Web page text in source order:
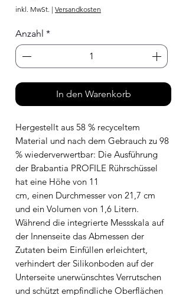
inkl. MwSt. | Versandkosten
Anzahl *
In den Warenkorb
Hergestellt aus 58 % recyceltem
Material und nach dem Gebrauch zu 98
% wiederverwertbar: Die Ausführung
der Brabantia PROFILE Rührschüssel
hat eine Höhe von 11
cm, einen Durchmesser von 21,7 cm
und ein Volumen von 1,6 Litern.
Während die integrierte Messskala auf
der Innenseite das Abmessen der
Zutaten beim Einfüllen erleichtert,
verhindert der Silikonboden auf der
Unterseite unerwünschtes Verrutschen
und schützt empfindliche Oberflächen